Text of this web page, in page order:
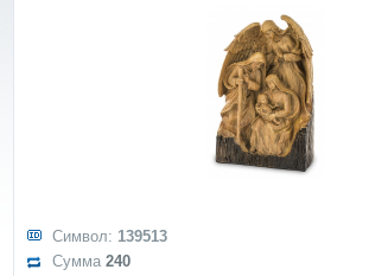
Символ: 139513
Сумма240